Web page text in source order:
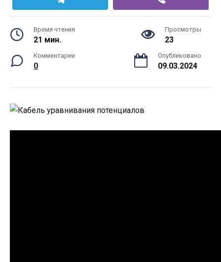
Время чтения
21 мин.
Просмотры
23
Комментарии
0
Опубликовано
09.03.2024